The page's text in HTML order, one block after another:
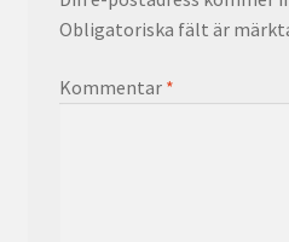
Obligatoriska fält är
Kommentar *